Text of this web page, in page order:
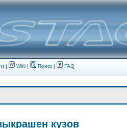
| Wiki | Поиск| FAQ
кузов